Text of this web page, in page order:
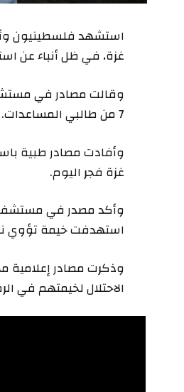
استشهد فلسطينيون
غزة، في ظل أنباء عن
7 من طالبي المساعدات.
غزة فجر اليوم.
استهدفت خيمة تؤوي
وذكرت مصادر إعلامية
الاحتلال لخيمتهم في